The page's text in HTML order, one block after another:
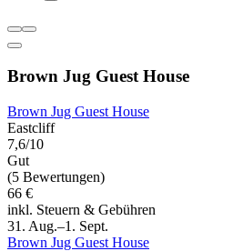
Brown Jug Guest House
Brown Jug Guest House
Eastcliff
7,6/10
Gut
(5 Bewertungen)
66 €
inkl. Steuern & Gebühren
31. Aug.–1. Sept.
Brown Jug Guest House